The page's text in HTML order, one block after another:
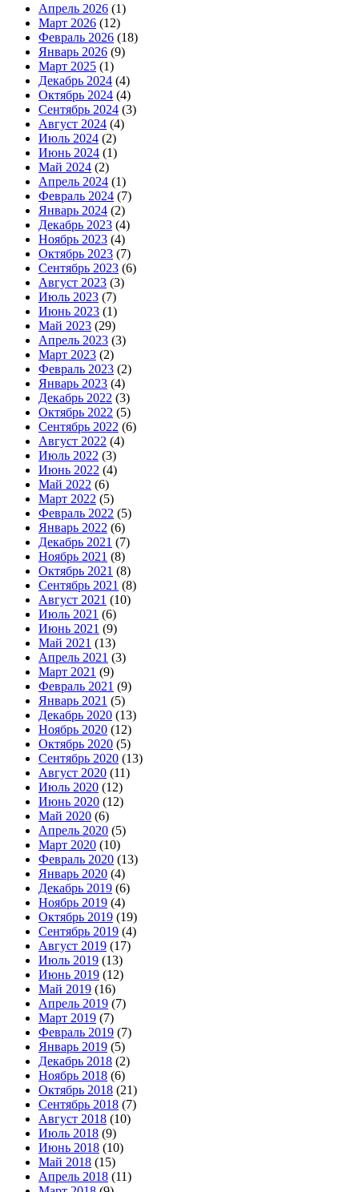
Апрель 2026 (1)
Март 2026 (12)
Февраль 2026 (18)
Январь 2026 (9)
Март 2025 (1)
Декабрь 2024 (4)
Октябрь 2024 (4)
Сентябрь 2024 (3)
Август 2024 (4)
Июль 2024 (2)
Июнь 2024 (1)
Май 2024 (2)
Апрель 2024 (1)
Февраль 2024 (7)
Январь 2024 (2)
Декабрь 2023 (4)
Ноябрь 2023 (4)
Октябрь 2023 (7)
Сентябрь 2023 (6)
Август 2023 (3)
Июль 2023 (7)
Июнь 2023 (1)
Май 2023 (29)
Апрель 2023 (3)
Март 2023 (2)
Февраль 2023 (2)
Январь 2023 (4)
Декабрь 2022 (3)
Октябрь 2022 (5)
Сентябрь 2022 (6)
Август 2022 (4)
Июль 2022 (3)
Июнь 2022 (4)
Май 2022 (6)
Март 2022 (5)
Февраль 2022 (5)
Январь 2022 (6)
Декабрь 2021 (7)
Ноябрь 2021 (8)
Октябрь 2021 (8)
Сентябрь 2021 (8)
Август 2021 (10)
Июль 2021 (6)
Июнь 2021 (9)
Май 2021 (13)
Апрель 2021 (3)
Март 2021 (9)
Февраль 2021 (9)
Январь 2021 (5)
Декабрь 2020 (13)
Ноябрь 2020 (12)
Октябрь 2020 (5)
Сентябрь 2020 (13)
Август 2020 (11)
Июль 2020 (12)
Июнь 2020 (12)
Май 2020 (6)
Апрель 2020 (5)
Март 2020 (10)
Февраль 2020 (13)
Январь 2020 (4)
Декабрь 2019 (6)
Ноябрь 2019 (4)
Октябрь 2019 (19)
Сентябрь 2019 (4)
Август 2019 (17)
Июль 2019 (13)
Июнь 2019 (12)
Май 2019 (16)
Апрель 2019 (7)
Март 2019 (7)
Февраль 2019 (7)
Январь 2019 (5)
Декабрь 2018 (2)
Ноябрь 2018 (6)
Октябрь 2018 (21)
Сентябрь 2018 (7)
Август 2018 (10)
Июль 2018 (9)
Июнь 2018 (10)
Май 2018 (15)
Апрель 2018 (11)